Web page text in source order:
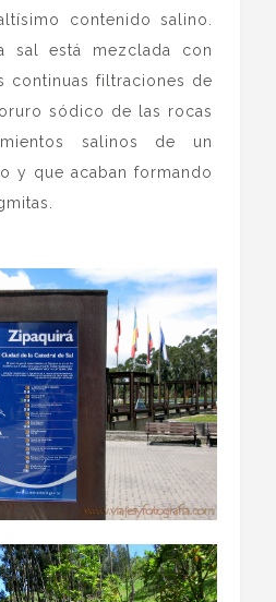
contenido salino.
está mezclada con
continuas filtraciones de
sódico de las rocas
salinos de un
y que acaban formando